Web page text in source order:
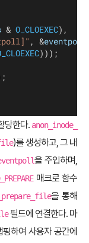
& O_CLOEXEC),
, &
)));
당한다. anon_inode_
)를 생성하고, 그 내
을 주입하며,
매크로 함수
을 통해
필드에 연결한다. 마
핑하여 사용자 공간에